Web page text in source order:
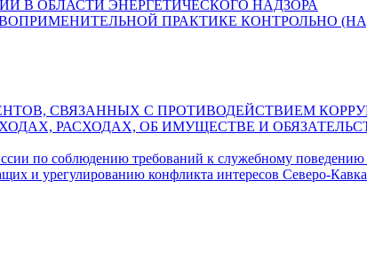
В ОБЛАСТИ ЭНЕРГЕТИЧЕСКОГО НАДЗОРА
ПРАКТИКЕ КОНТРОЛЬНО
СВЯЗАННЫХ С ПРОТИВОДЕЙСТВИЕМ
РАСХОДАХ, ОБ ИМУЩЕСТВЕ И
по соблюдению требований к служебному поведению
и урегулированию конфликта интересов Северо-